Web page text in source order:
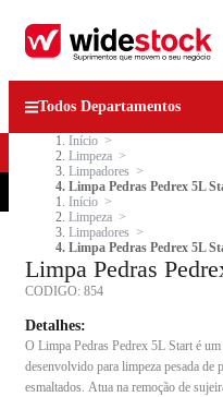
Todos Departamentos
Início
Limpeza
Limpadores
Limpa Pedras Pedrex 5L
Início
Limpeza
Limpadores
Limpa Pedras Pedrex 5L
Limpa Pedras
CODIGO: 854
Detalhes:
O Limpa Pedras Pedrex 5L Start é
desenvolvido para limpeza pesada de
esmaltados. Atua na remoção de